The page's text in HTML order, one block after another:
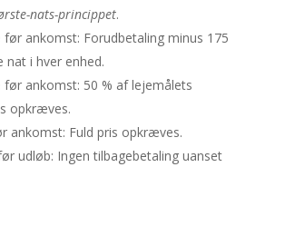
nats-princippet.
før ankomst: Forudbetaling minus 175
nat i hver enhed.
før ankomst: 50 % af lejemålets
opkræves.
ankomst: Fuld pris opkræves.
udløb: Ingen tilbagebetaling uanset